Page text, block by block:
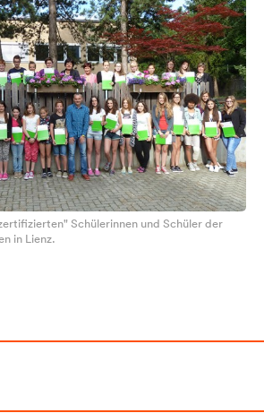
Schülerinnen und Schüler der
in Lienz.